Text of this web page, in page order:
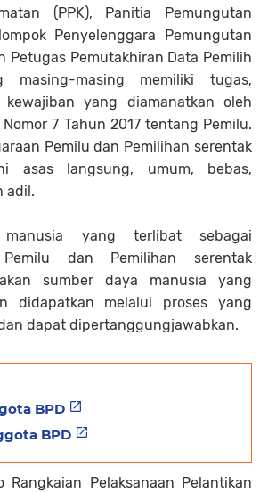
(PPK), Panitia Pemungutan
Penyelenggara Pemungutan
Petugas Pemutakhiran Data Pemilih
masing-masing memiliki tugas,
yang diamanatkan oleh
7 Tahun 2017 tentang Pemilu.
Pemilu dan Pemilihan serentak
asas langsung, umum, bebas,
adil.
yang terlibat sebagai
Pemilu dan Pemilihan serentak
sumber daya manusia yang
didapatkan melalui proses yang
dapat dipertanggungjawabkan.
BPD
BPD
Rangkaian Pelaksanaan Pelantikan